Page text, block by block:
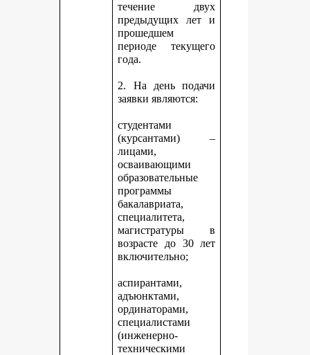
течение двух
предыдущих лет и
прошедшем
периоде текущего
года.
2. На день подачи
заявки являются:
студентами
(курсантами) –
лицами,
осваивающими
образовательные
программы
бакалавриата,
специалитета,
магистратуры в
возрасте до 30 лет
включительно;
аспирантами,
адъюнктами,
ординаторами,
специалистами
(инженерно-
техническими